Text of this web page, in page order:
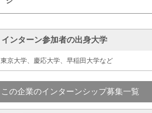
インターン参加者の出身大学
東京大学、慶応大学、早稲田大学など
この企業のインターンシップ募集一覧